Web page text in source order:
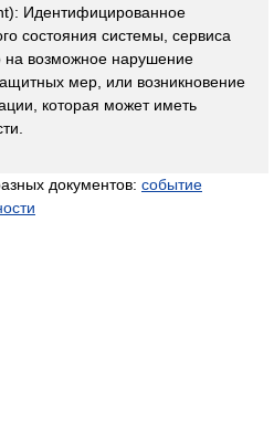
Идентифицированное
состояния системы, сервиса
на возможное нарушение
мер, или возникновение
которая может иметь
документов: событие